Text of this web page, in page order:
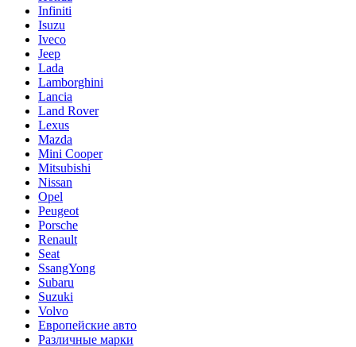
Infiniti
Isuzu
Iveco
Jeep
Lada
Lamborghini
Lancia
Land Rover
Lexus
Mazda
Mini Cooper
Mitsubishi
Nissan
Opel
Peugeot
Porsche
Renault
Seat
SsangYong
Subaru
Suzuki
Volvo
Европейские авто
Различные марки